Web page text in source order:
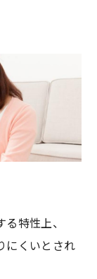
特性上、
にくいとされ